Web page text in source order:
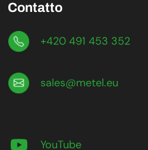
Contatto
+420 491 453 352
sales@metel.eu
YouTube